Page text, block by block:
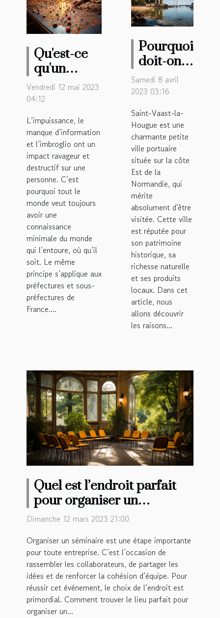
Qu'est-ce
qu'un
annuaire
des
?
Vendredi 12 mai 2023
04:12
L’impuissance, le
manque d’information
et l’imbroglio ont un
impact ravageur et
destructif sur une
personne. C’est
pourquoi tout le
monde veut toujours
avoir une
connaissance
minimale du monde
qui l’entoure, où qu’il
soit. Le même
principe s’applique aux
préfectures et sous-
préfectures de
France....
Pourquoi
doit-on
visiter la
ville de
Saint-
Vaast-la-
Hougue
?
Samedi 8 avril
2023 03:16
Saint-Vaast-la-
Hougue est une
charmante petite
ville portuaire
située sur la côte
Est de la
Normandie, qui
mérite
absolument d'être
visitée. Cette ville
est réputée pour
son patrimoine
historique, sa
richesse naturelle
et ses produits
locaux. Dans cet
article, nous
allons découvrir
les raisons...
Quel est l’endroit parfait
pour organiser un
séminaire à Rennes ?
Dimanche 12 mars 2023 21:00
Organiser un séminaire est une étape importante
pour toute entreprise. C’est l’occasion de
rassembler les collaborateurs, de partager les
idées et de renforcer la cohésion d’équipe. Pour
réussir cet événement, le choix de l’endroit est
primordial. Comment trouver le lieu parfait pour
organiser un...